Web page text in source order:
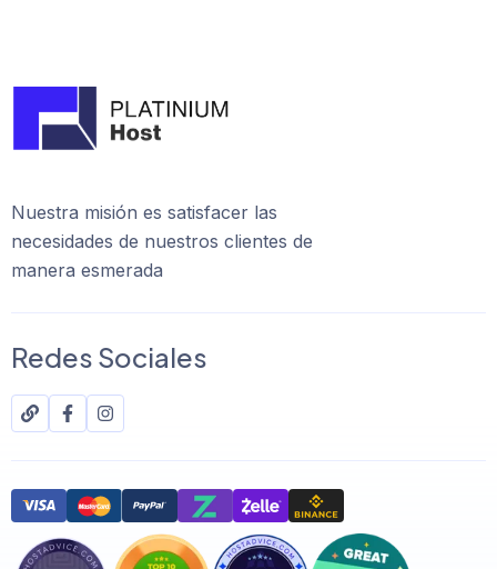
Nuestra misión es satisfacer las
necesidades de nuestros clientes de
manera esmerada
Redes Sociales